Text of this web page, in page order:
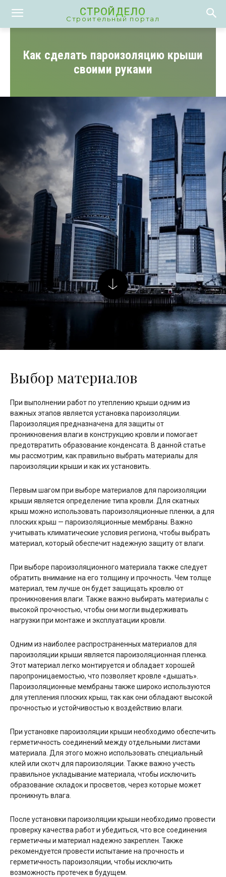
СТРОЙДЕЛО
Строительный портал
Как сделать пароизоляцию крыши
своими руками
Выбор материалов
При выполнении работ по утеплению крыши одним из
важных этапов является установка пароизоляции.
Пароизоляция предназначена для защиты от
проникновения влаги в конструкцию кровли и помогает
предотвратить образование конденсата. В данной статье
мы рассмотрим, как правильно выбрать материалы для
пароизоляции крыши и как их установить.
Первым шагом при выборе материалов для пароизоляции
крыши является определение типа кровли. Для скатных
крыш можно использовать пароизоляционные пленки, а для
плоских крыш — пароизоляционные мембраны. Важно
учитывать климатические условия региона, чтобы выбрать
материал, который обеспечит надежную защиту от влаги.
При выборе пароизоляционного материала также следует
обратить внимание на его толщину и прочность. Чем толще
материал, тем лучше он будет защищать кровлю от
проникновения влаги. Также важно выбирать материалы с
высокой прочностью, чтобы они могли выдерживать
нагрузки при монтаже и эксплуатации кровли.
Одним из наиболее распространенных материалов для
пароизоляции крыши является пароизоляционная пленка.
Этот материал легко монтируется и обладает хорошей
паропроницаемостью, что позволяет кровле «дышать».
Пароизоляционные мембраны также широко используются
для утепления плоских крыш, так как они обладают высокой
прочностью и устойчивостью к воздействию влаги.
При установке пароизоляции крыши необходимо обеспечить
герметичность соединений между отдельными листами
материала. Для этого можно использовать специальный
клей или скотч для пароизоляции. Также важно учесть
правильное укладывание материала, чтобы исключить
образование складок и просветов, через которые может
проникнуть влага.
После установки пароизоляции крыши необходимо провести
проверку качества работ и убедиться, что все соединения
герметичны и материал надежно закреплен. Также
рекомендуется провести испытание на прочность и
герметичность пароизоляции, чтобы исключить
возможность протечек в будущем.